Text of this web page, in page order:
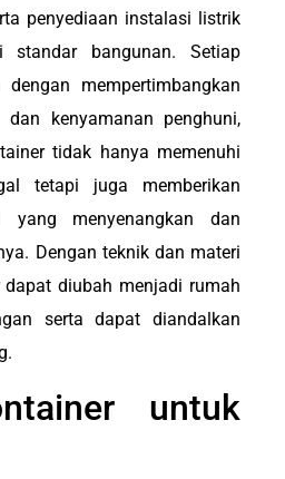
penyediaan instalasi listrik
standar bangunan. Setiap
mempertimbangkan
dan kenyamanan penghuni,
tidak hanya memenuhi
tetapi juga memberikan
yang menyenangkan dan
Dengan teknik dan materi
diubah menjadi rumah
serta dapat diandalkan
untuk